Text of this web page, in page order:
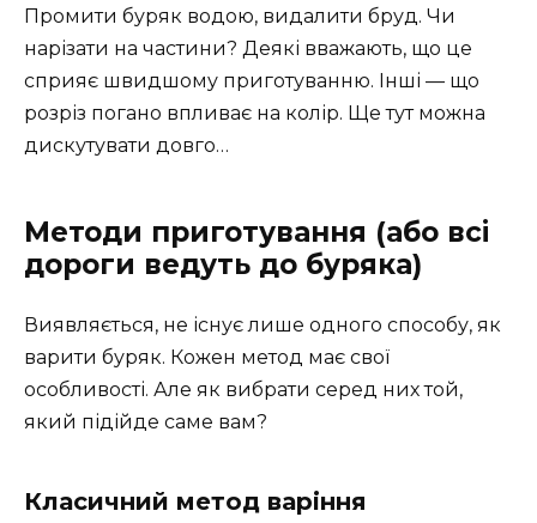
Промити буряк водою, видалити бруд. Чи
нарізати на частини? Деякі вважають, що це
сприяє швидшому приготуванню. Інші — що
розріз погано впливає на колір. Ще тут можна
дискутувати довго…
Методи приготування (або всі
дороги ведуть до буряка)
Виявляється, не існує лише одного способу, як
варити буряк. Кожен метод має свої
особливості. Але як вибрати серед них той,
який підійде саме вам?
Класичний метод варіння